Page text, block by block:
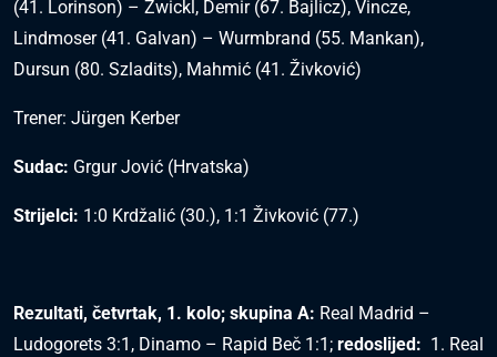
(41. Lorinson) – Zwickl, Demir (67. Bajlicz), Vincze,
Lindmoser (41. Galvan) – Wurmbrand (55. Mankan),
Dursun (80. Szladits), Mahmić (41. Živković)
Trener: Jürgen Kerber
Sudac: Grgur Jović (Hrvatska)
Strijelci: 1:0 Krdžalić (30.), 1:1 Živković (77.)
Rezultati, četvrtak, 1. kolo; skupina A: Real Madrid –
Ludogorets 3:1, Dinamo – Rapid Beč 1:1; redoslijed: 1. Real